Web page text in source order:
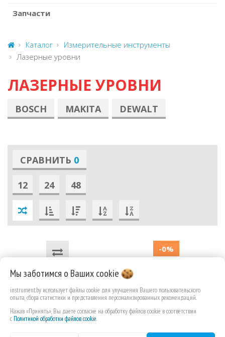
Запчасти
Каталог
Измерительные инструменты
Лазерные уровни
ЛАЗЕРНЫЕ УРОВНИ
BOSCH MAKITA DEWALT
СРАВНИТЬ 0
12 24 48
-0%
Previous Next
Мы заботимся о Вашихcookie
instrument.by использует файлы cookie для улучшения Вашего пользовательского
опыта, сбора статистики и представления персонализированных рекомендаций.
Нажав «Принять», Вы даете согласие на обработку файлов cookie в соответствии
с Политикой обработки файлов cookie.